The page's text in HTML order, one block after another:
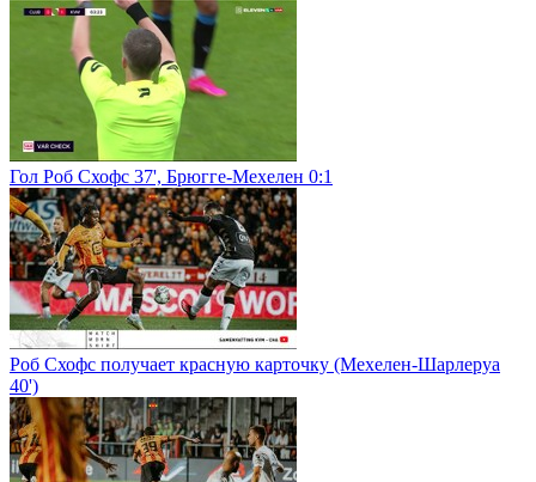
Гол Роб Схофс 37', Брюгге-Мехелен 0:1
Роб Схофс получает красную карточку (Мехелен-Шарлеруа
40')